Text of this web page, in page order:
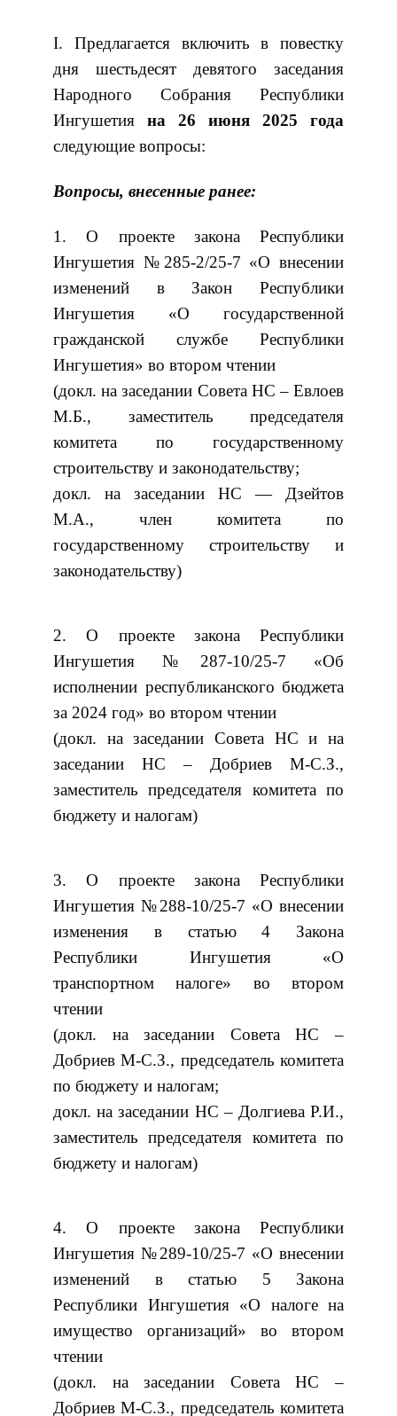
I. Предлагается включить в повестку
дня шестьдесят девятого заседания
Народного Собрания Республики
Ингушетия на 26 июня 2025 года
следующие вопросы:
Вопросы, внесенные ранее:
1. О проекте закона Республики
Ингушетия №285-2/25-7 «О внесении
изменений в Закон Республики
Ингушетия «О государственной
гражданской службе Республики
Ингушетия» во втором чтении
(докл. на заседании Совета НС – Евлоев
М.Б., заместитель председателя
комитета по государственному
строительству и законодательству;
докл. на заседании НС — Дзейтов
М.А., член комитета по
государственному строительству и
законодательству)
2. О проекте закона Республики
Ингушетия №287-10/25-7 «Об
исполнении республиканского бюджета
за 2024 год» во втором чтении
(докл. на заседании Совета НС и на
заседании НС – Добриев М-С.З.,
заместитель председателя комитета по
бюджету и налогам)
3. О проекте закона Республики
Ингушетия №288-10/25-7 «О внесении
изменения в статью 4 Закона
Республики Ингушетия «О
транспортном налоге» во втором
чтении
(докл. на заседании Совета НС –
Добриев М-С.З., председатель комитета
по бюджету и налогам;
докл. на заседании НС – Долгиева Р.И.,
заместитель председателя комитета по
бюджету и налогам)
4. О проекте закона Республики
Ингушетия №289-10/25-7 «О внесении
изменений в статью 5 Закона
Республики Ингушетия «О налоге на
имущество организаций» во втором
чтении
(докл. на заседании Совета НС –
Добриев М-С.З., председатель комитета